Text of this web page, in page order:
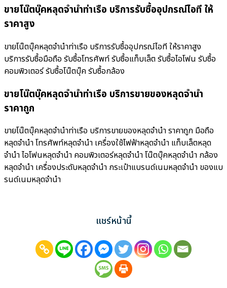
ขายโน๊ตบุ๊คหลุดจำนำท่าเรือ บริการรับซื้ออุปกรณ์ไอที ให้
ราคาสูง
ขายโน๊ตบุ๊คหลุดจำนำท่าเรือ บริการรับซื้ออุปกรณ์ไอที ให้ราคาสูง
บริการรับซื้อมือถือ รับซื้อโทรศัพท์ รับซื้อแท็บเล็ต รับซื้อไอโฟน รับซื้อ
คอมพิวเตอร์ รับซื้อโน๊ตบุ๊ค รับซื้อกล้อง
ขายโน๊ตบุ๊คหลุดจำนำท่าเรือ บริการขายของหลุดจำนำ
ราคาถูก
ขายโน๊ตบุ๊คหลุดจำนำท่าเรือ บริการขายของหลุดจำนำ ราคาถูก มือถือ
หลุดจำนำ โทรศัพท์หลุดจำนำ เครื่องใช้ไฟฟ้าหลุดจำนำ แท็บเล็ตหลุด
จำนำ ไอโฟนหลุดจำนำ คอมพิวเตอร์หลุดจำนำ โน๊ตบุ๊คหลุดจำนำ กล้อง
หลุดจำนำ เครื่องประดับหลุดจำนำ กระเป๋าแบรนด์เนมหลุดจำนำ ของแบ
รนด์เนมหลุดจำนำ
แชร์หน้านี้